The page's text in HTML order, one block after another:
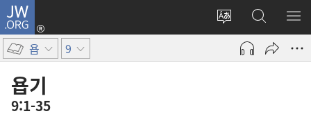
JW.ORG
사이트
언어
변경
로그인
(새로운
열기)
JW.ORG
검색
메
욥 9
욥기
9:1-35